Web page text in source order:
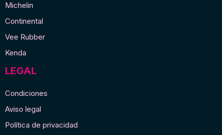
Michelin
Continental
Vee Rubber
Kenda
LEGAL
Condiciones
Aviso legal
Política de privacidad